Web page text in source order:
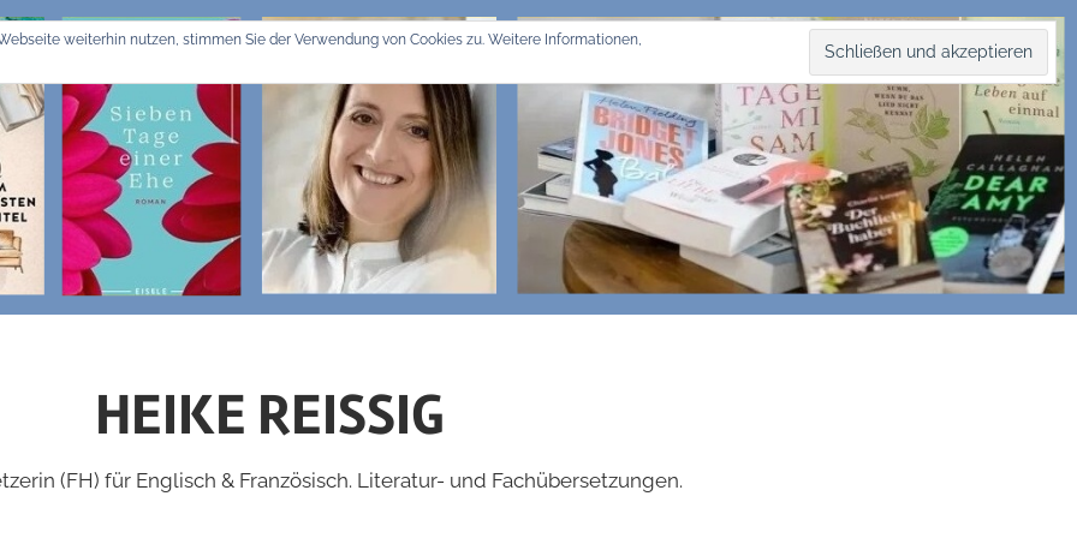
HEIKE REISSIG
(FH) für Englisch & Französisch. Literatur- und Fachübersetzungen.
weiterhin nutzen, stimmen Sie der Verwendung von Cookies zu. Weitere Informationen,